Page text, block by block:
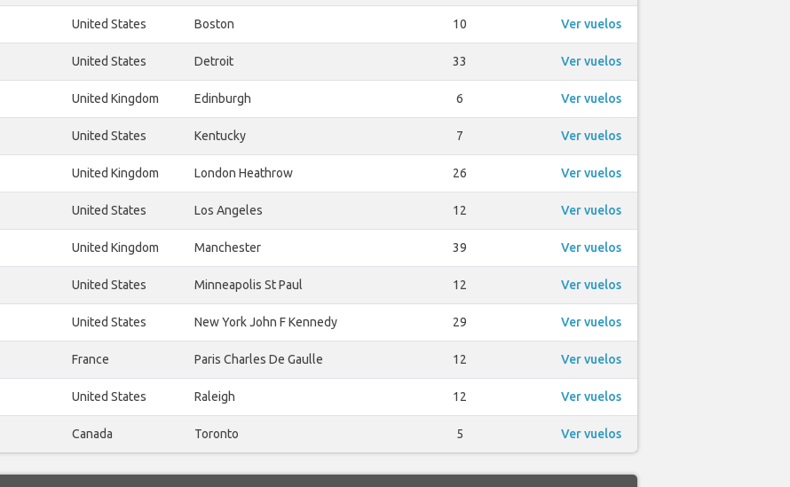
United States Boston 10 Ver vuelos
United States Detroit 33 Ver vuelos
United Kingdom Edinburgh 6 Ver vuelos
United States Kentucky 7 Ver vuelos
United Kingdom London Heathrow 26 Ver vuelos
United States Los Angeles 12 Ver vuelos
United Kingdom Manchester 39 Ver vuelos
United States Minneapolis St Paul 12 Ver vuelos
United States New York John F Kennedy 29 Ver vuelos
France Paris Charles De Gaulle 12 Ver vuelos
United States Raleigh 12 Ver vuelos
Canada Toronto 5 Ver vuelos